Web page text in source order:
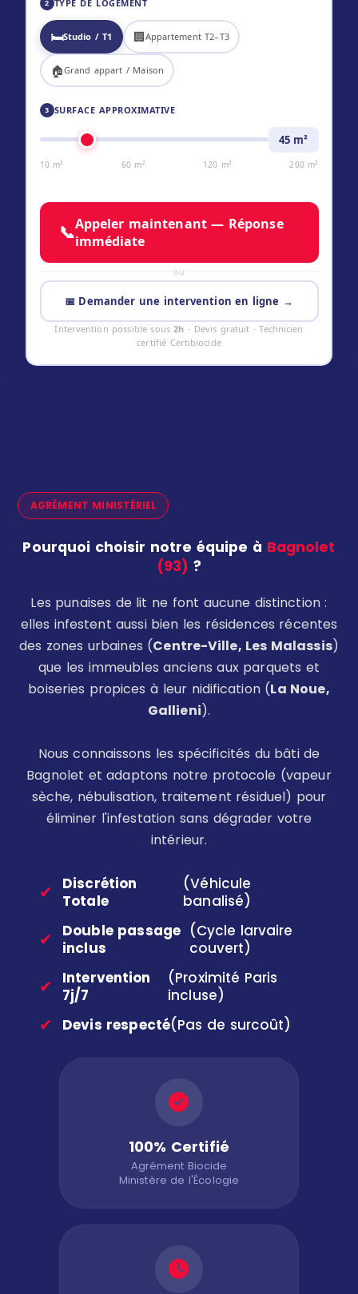
2 TYPE DE LOGEMENT
🛏️Studio / T1 🏢Appartement T2–T3
🏠Grand appart / Maison
3 SURFACE APPROXIMATIVE
45m²
10 m² 60 m² 120 m² 200 m²
📞Appeler maintenant — Réponse
immédiate
ou
📅 Demander une intervention en ligne →
Intervention possible sous 2h · Devis gratuit · Technicien
certifié Certibiocide
AGRÉMENT MINISTÉRIEL
Pourquoi choisir notre équipe à Bagnolet
(93) ?
Les punaises de lit ne font aucune distinction :
elles infestent aussi bien les résidences récentes
des zones urbaines (Centre-Ville, Les Malassis)
que les immeubles anciens aux parquets et
boiseries propices à leur nidification (La Noue,
Gallieni).
Nous connaissons les spécificités du bâti de
Bagnolet et adaptons notre protocole (vapeur
sèche, nébulisation, traitement résiduel) pour
éliminer l'infestation sans dégrader votre
intérieur.
✔
Discrétion
Totale
(Véhicule
banalisé)
✔
Double passage
inclus
(Cycle larvaire
couvert)
✔
Intervention
7j/7
(Proximité Paris
incluse)
✔ Devis respecté(Pas de surcoût)
100% Certifié
Agrément Biocide
Ministère de l'Écologie